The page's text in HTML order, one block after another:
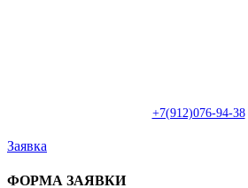
+7(912)076-94-38
Заявка
ФОРМА ЗАЯВКИ